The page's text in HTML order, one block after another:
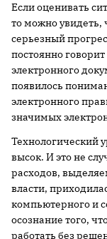
Если оценивать
то можно увидеть,
серьезный
постоянно
электронного
появилось
электронного
значимых
Технологический
высок. И это не
расходов,
власти,
компьютерного и
осознание того,
работать без